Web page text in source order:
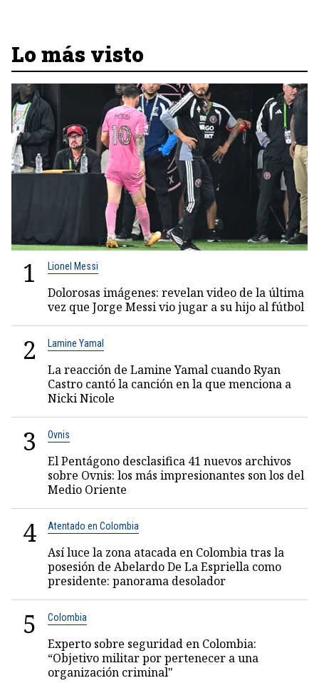
Lo más visto
1 Lionel Messi
Dolorosas imágenes: revelan video de la última
vez que Jorge Messi vio jugar a su hijo al fútbol
2 Lamine Yamal
La reacción de Lamine Yamal cuando Ryan
Castro cantó la canción en la que menciona a
Nicki Nicole
3 Ovnis
El Pentágono desclasifica 41 nuevos archivos
sobre Ovnis: los más impresionantes son los del
Medio Oriente
4 Atentado en Colombia
Así luce la zona atacada en Colombia tras la
posesión de Abelardo De La Espriella como
presidente: panorama desolador
5 Colombia
Experto sobre seguridad en Colombia:
“Objetivo militar por pertenecer a una
organización criminal"